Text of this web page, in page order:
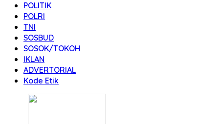
POLITIK
POLRI
TNI
SOSBUD
SOSOK/TOKOH
IKLAN
ADVERTORIAL
Kode Etik